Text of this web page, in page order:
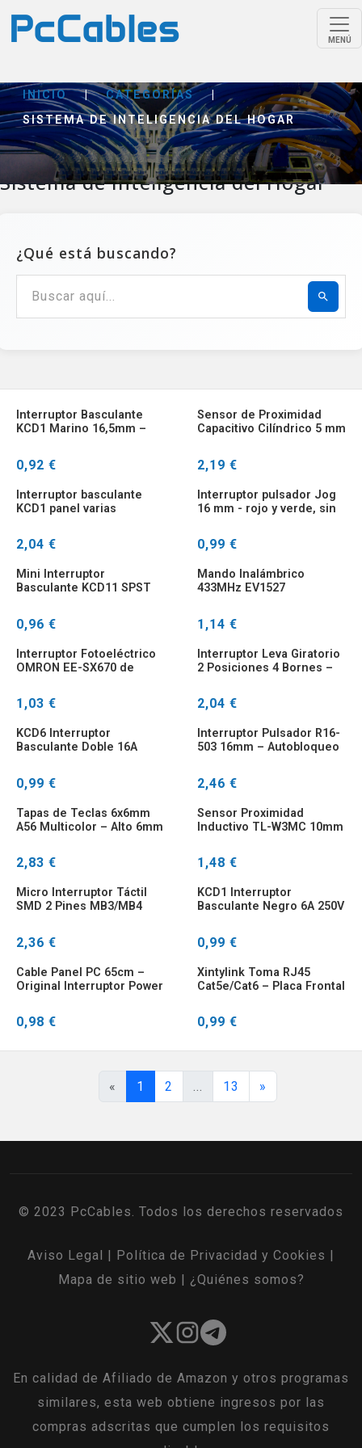
MENÚ
INICIO | CATEGORÍAS
|
SISTEMA DE INTELIGENCIA DEL HOGAR
Sistema de Inteligencia del Hogar
¿Qué está buscando?
Interruptor Basculante
KCD1 Marino 16,5mm –
0,92 €
Sensor de Proximidad
Capacitivo Cilíndrico 5 mm
2,19 €
Interruptor basculante
KCD1 panel varias
tensión
2,04 €
Interruptor pulsador Jog
16 mm - rojo y verde, sin
0,99 €
Mini Interruptor
Basculante KCD11 SPST
0,96 €
Mando Inalámbrico
433MHz EV1527
1,14 €
Interruptor Fotoeléctrico
OMRON EE-SX670 de
1,03 €
Interruptor Leva Giratorio
2 Posiciones 4 Bornes –
2,04 €
KCD6 Interruptor
Basculante Doble 16A
0,99 €
Interruptor Pulsador R16-
503 16mm – Autobloqueo
2,46 €
Tapas de Teclas 6x6mm
A56 Multicolor – Alto 6mm
2,83 €
Sensor Proximidad
Inductivo TL-W3MC 10mm
1,48 €
Micro Interruptor Táctil
SMD 2 Pines MB3/MB4
2,36 €
KCD1 Interruptor
Basculante Negro 6A 250V
0,99 €
Cable Panel PC 65cm –
Original Interruptor Power
0,98 €
Xintylink Toma RJ45
Cat5e/Cat6 – Placa Frontal
0,99 €
« 1 2 ... 13 »
© 2023 PcCables. Todos los derechos reservados
Aviso Legal Política de Privacidad y Cookies
Mapa de sitio web
¿Quiénes somos?
En calidad de Afiliado de Amazon y otros programas
similares, esta web obtiene ingresos por las
compras adscritas que cumplen los requisitos